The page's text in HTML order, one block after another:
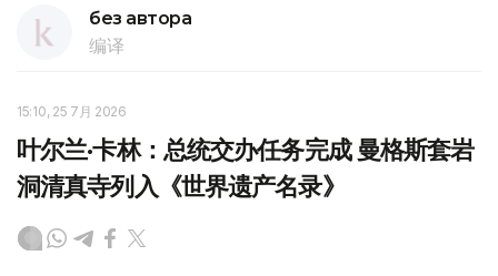
без автора
编译
15:10, 25 7月 2026
叶尔兰·卡林：总统交办任务完成 曼格斯套岩
洞清真寺列入《世界遗产名录》